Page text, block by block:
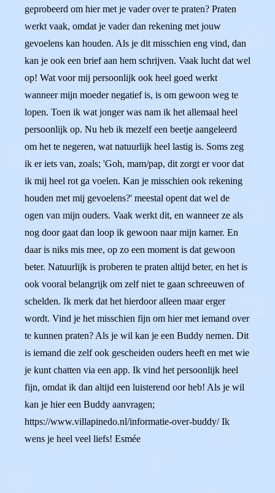
geprobeerd om hier met je vader over te praten? Praten
werkt vaak, omdat je vader dan rekening met jouw
gevoelens kan houden. Als je dit misschien eng vind, dan
kan je ook een brief aan hem schrijven. Vaak lucht dat wel
op! Wat voor mij persoonlijk ook heel goed werkt
wanneer mijn moeder negatief is, is om gewoon weg te
lopen. Toen ik wat jonger was nam ik het allemaal heel
persoonlijk op. Nu heb ik mezelf een beetje aangeleerd
om het te negeren, wat natuurlijk heel lastig is. Soms zeg
ik er iets van, zoals; 'Goh, mam/pap, dit zorgt er voor dat
ik mij heel rot ga voelen. Kan je misschien ook rekening
houden met mij gevoelens?' meestal opent dat wel de
ogen van mijn ouders. Vaak werkt dit, en wanneer ze als
nog door gaat dan loop ik gewoon naar mijn kamer. En
daar is niks mis mee, op zo een moment is dat gewoon
beter. Natuurlijk is proberen te praten altijd beter, en het is
ook vooral belangrijk om zelf niet te gaan schreeuwen of
schelden. Ik merk dat het hierdoor alleen maar erger
wordt. Vind je het misschien fijn om hier met iemand over
te kunnen praten? Als je wil kan je een Buddy nemen. Dit
is iemand die zelf ook gescheiden ouders heeft en met wie
je kunt chatten via een app. Ik vind het persoonlijk heel
fijn, omdat ik dan altijd een luisterend oor heb! Als je wil
kan je hier een Buddy aanvragen;
https://www.villapinedo.nl/informatie-over-buddy/ Ik
wens je heel veel liefs! Esmée